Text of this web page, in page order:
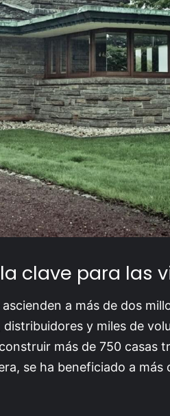
clave para las
a más de dos
y miles de
más de 750 casas
se ha beneficiado a más